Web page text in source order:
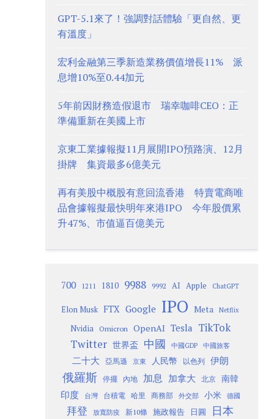
GPT-5.1來了！強調對話體驗「更自然、更
有溫度」
宏利金融第三季新造業務價值增長11% 派
息增10%至0.44加元
5年前因財務造假退市 瑞幸咖啡CEO：正
準備重新在美國上市
京東工業據報擬11月展開IPO預路演、12月
掛牌 集資最多6億美元
再有美股中概股有意回流香港 特賣電商唯
品會據報擬最快明年來港IPO 今年股價累
升47%、市值逼百億美元
700 1211 1810 9988 9992 AI Apple ChatGPT
Elon Musk FTX Google IPO Meta Netflix
Nvidia Omicron OpenAI Tesla TikTok
Twitter 世界盃 中國 中國GDP 中國旅客
二十大 亞馬遜 京東 人民幣 以色列 伊朗
俄羅斯 停擺 內地 加息 加拿大 北京
南韓
印度
台灣 台積電 哈里 商務部 外交部 小米 德國
拜登 放寬防疫 新10條 施政報告 日圓 日本